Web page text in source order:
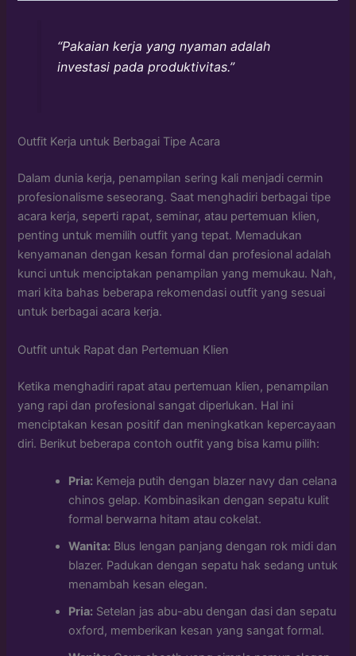
“Pakaian kerja yang nyaman adalah
investasi pada produktivitas.”
Outfit Kerja untuk Berbagai Tipe Acara
Dalam dunia kerja, penampilan sering kali menjadi cermin
profesionalisme seseorang. Saat menghadiri berbagai tipe
acara kerja, seperti rapat, seminar, atau pertemuan klien,
penting untuk memilih outfit yang tepat. Memadukan
kenyamanan dengan kesan formal dan profesional adalah
kunci untuk menciptakan penampilan yang memukau. Nah,
mari kita bahas beberapa rekomendasi outfit yang sesuai
untuk berbagai acara kerja.
Outfit untuk Rapat dan Pertemuan Klien
Ketika menghadiri rapat atau pertemuan klien, penampilan
yang rapi dan profesional sangat diperlukan. Hal ini
menciptakan kesan positif dan meningkatkan kepercayaan
diri. Berikut beberapa contoh outfit yang bisa kamu pilih:
Pria: Kemeja putih dengan blazer navy dan celana
chinos gelap. Kombinasikan dengan sepatu kulit
formal berwarna hitam atau cokelat.
Wanita: Blus lengan panjang dengan rok midi dan
blazer. Padukan dengan sepatu hak sedang untuk
menambah kesan elegan.
Pria: Setelan jas abu-abu dengan dasi dan sepatu
oxford, memberikan kesan yang sangat formal.